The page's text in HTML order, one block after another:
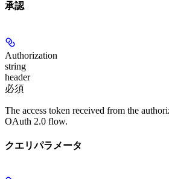
承認
Authorization
string
header
必須
The access token received from the
OAuth 2.0 flow.
クエリパラメータ